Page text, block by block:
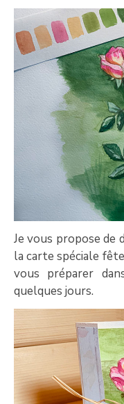
Je vous propose de
la carte spéciale
vous préparer
quelques jours.